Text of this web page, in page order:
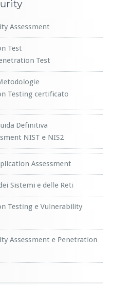
Assessment
Test
Test
Testing certificato
Definitiva
NIST e NIS2
Assessment
Sistemi e delle Reti
Testing e Vulnerability
Assessment e Penetration